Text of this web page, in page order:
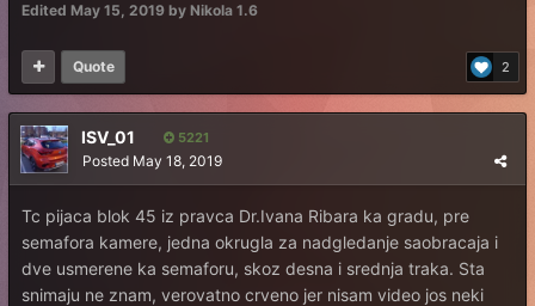
Edited May 15, 2019 by Nikola 1.6
2
Quote
ISV_01 5221
Posted May 18, 2019
Tc pijaca blok 45 iz pravca Dr.Ivana Ribara ka gradu, pre
semafora kamere, jedna okrugla za nadgledanje saobracaja i
dve usmerene ka semaforu, skoz desna i srednja traka. Sta
snimaju ne znam, verovatno crveno jer nisam video jos neki